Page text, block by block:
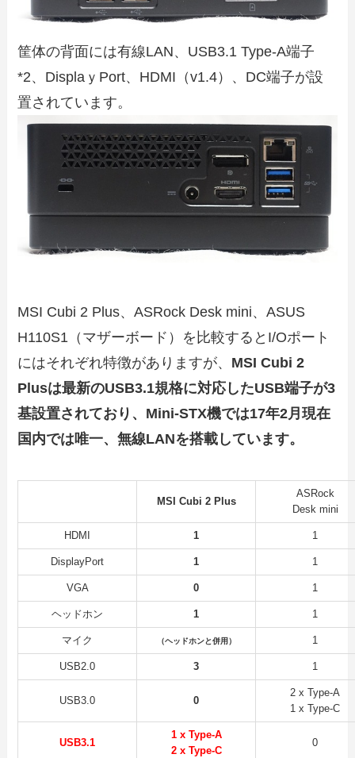
筐体の背面には有線LAN、USB3.1 Type-A端子
*2、DisplaｙPort、HDMI（v1.4）、DC端子が設
置されています。
MSI Cubi 2 Plus、ASRock Desk mini、ASUS
H110S1（マザーボード）を比較するとI/Oポート
にはそれぞれ特徴がありますが、 MSI Cubi 2
Plusは最新のUSB3.1規格に対応したUSB端子が3
基設置されており、Mini-STX機では17年2月現在
国内では唯一、無線LANを搭載しています。
MSI Cubi 2 Plus
ASRock
Desk mini
HDMI 1 1
DisplayPort 1 1
VGA 0 1
ヘッドホン 1 1
マイク （ヘッドホンと併用） 1
USB2.0 3 1
USB3.0 0
2 x Type-A
1 x Type-C
USB3.1
1 x Type-A
2 x Type-C
0